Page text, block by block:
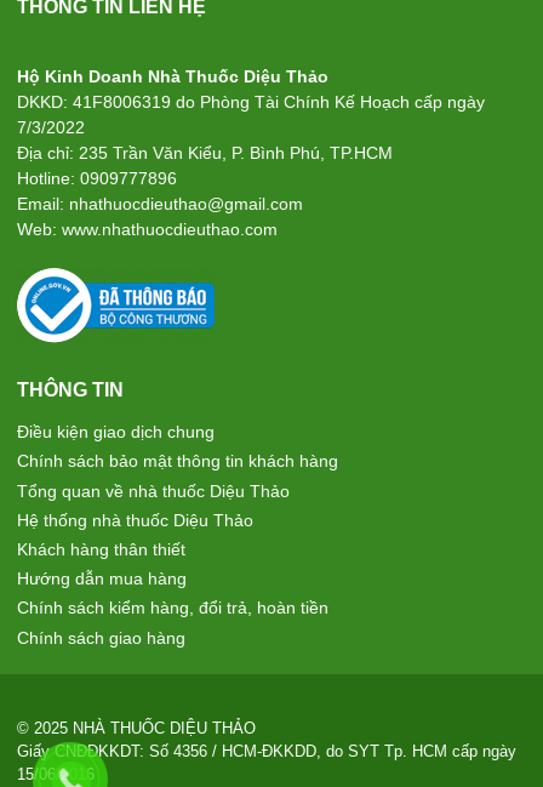
THÔNG TIN LIÊN HỆ
Hộ Kinh Doanh Nhà Thuốc Diệu Thảo
DKKD: 41F8006319 do Phòng Tài Chính Kế Hoạch cấp ngày
7/3/2022
Địa chỉ: 235 Trần Văn Kiểu, P. Bình Phú, TP.HCM
Hotline: 0909777896
Email: nhathuocdieuthao@gmail.com
Web: www.nhathuocdieuthao.com
THÔNG TIN
Điều kiện giao dịch chung
Chính sách bảo mật thông tin khách hàng
Tổng quan về nhà thuốc Diệu Thảo
Hệ thống nhà thuốc Diệu Thảo
Khách hàng thân thiết
Hướng dẫn mua hàng
Chính sách kiểm hàng, đổi trả, hoàn tiền
Chính sách giao hàng
© 2025 NHÀ THUỐC DIỆU THẢO
Giấy CNĐĐKKDT: Số 4356 / HCM-ĐKKDD, do SYT Tp. HCM cấp ngày
15/06/2016